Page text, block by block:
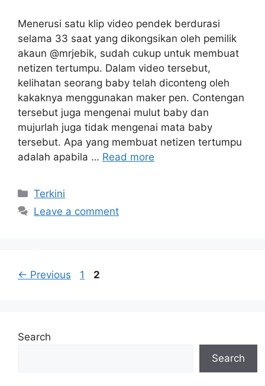
Menerusi satu klip video pendek berdurasi
selama 33 saat yang dikongsikan oleh pemilik
akaun @mrjebik, sudah cukup untuk membuat
netizen tertumpu. Dalam video tersebut,
kelihatan seorang baby telah diconteng oleh
kakaknya menggunakan maker pen. Contengan
tersebut juga mengenai mulut baby dan
mujurlah juga tidak mengenai mata baby
tersebut. Apa yang membuat netizen tertumpu
adalah apabila … Read more
Categories
Terkini
Leave a comment
← Previous Page
1 Page
2
Search
Search